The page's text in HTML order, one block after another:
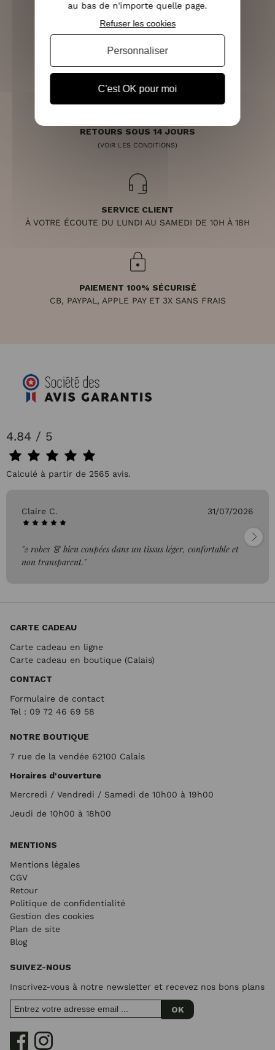
LIVRAISON RAPIDE
OFFERTE DÈS 70€
RETOURS SOUS 14 JOURS
(VOIR LES CONDITIONS)
SERVICE CLIENT
À VOTRE ÉCOUTE DU LUNDI AU SAMEDI DE 10H À 18H
PAIEMENT 100% SÉCURISÉ
CB, PAYPAL, APPLE PAY ET 3X SANS FRAIS
4.84 / 5
Calculé à partir de 2565 avis.
Claire C. 31/07/2026
"2 robes 👗 bien coupées dans un tissus léger, confortable et
non transparent."
CARTE CADEAU
Carte cadeau en ligne
Carte cadeau en boutique (Calais)
CONTACT
Formulaire de contact
Tel : 09 72 46 69 58
NOTRE BOUTIQUE
7 rue de la vendée 62100 Calais
Horaires d'ouverture
Mercredi / Vendredi / Samedi de 10h00 à 19h00
Jeudi de 10h00 à 18h00
MENTIONS
Mentions légales
CGV
Retour
Politique de confidentialité
Gestion des cookies
Plan de site
Blog
SUIVEZ-NOUS
Inscrivez-vous à notre newsletter et recevez nos bons plans
OK
au bas de n'importe quelle page.
C'est OK pour moi
Refuser les cookies
Personnaliser